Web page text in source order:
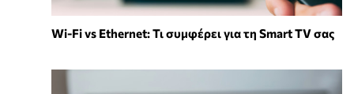
Wi-Fi vs Ethernet: Τι συμφέρει για τη Smart TV σας